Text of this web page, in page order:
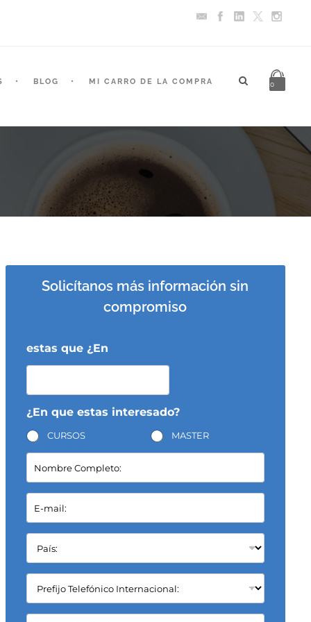
BLOG MI CARRO DE LA COMPRA 0
Solicítanos más información sin
compromiso
estas que ¿En
¿En que estas interesado?
CURSOS MASTER
N
m
b
e
C
m
p
e
t
E
m
a
l
*
P
í
s
*
C
m
p